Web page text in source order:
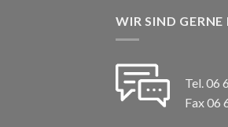
WIR SIND GERNE
Tel. 06
Fax 06